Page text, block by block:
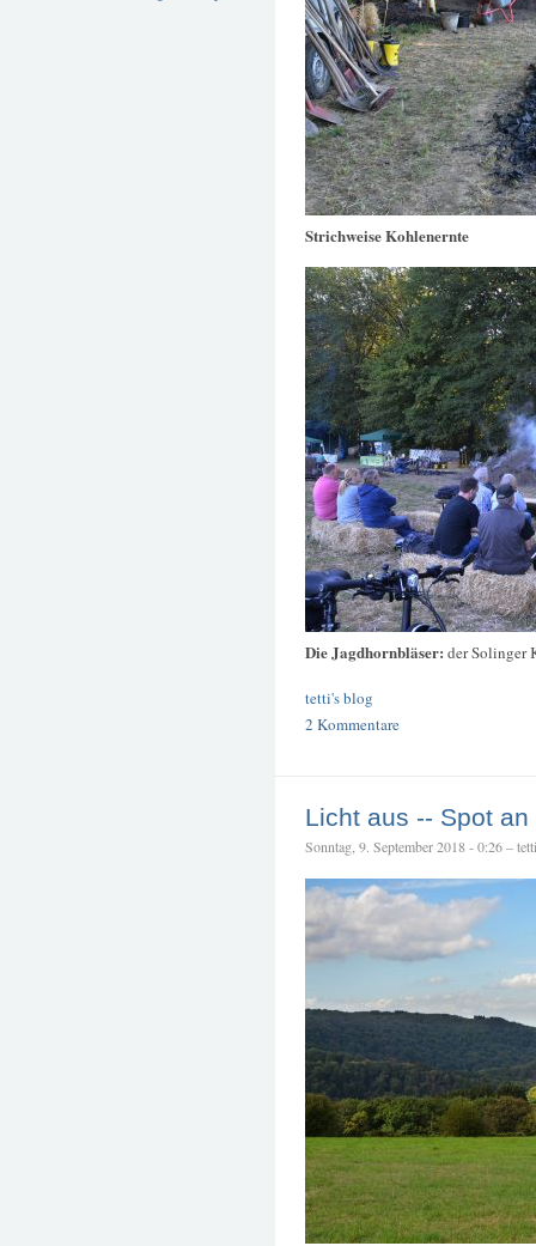
Strichweise Kohlenernte
Die Jagdhornbläser: der Solinger
tetti's blog
2 Kommentare
Licht aus -- Spot an
Sonntag, 9. September 2018 - 0:26 – tetti